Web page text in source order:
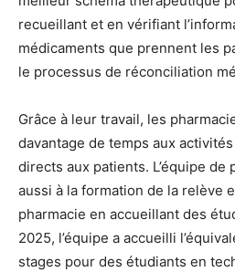
recueillant et en vérifiant
médicaments que prennent les
le processus de réconciliation
Grâce à leur travail, les
davantage de temps aux
directs aux patients. L’équipe de
aussi à la formation de la relève
pharmacie en accueillant des
2025, l’équipe a accueilli
stages pour des étudiants en